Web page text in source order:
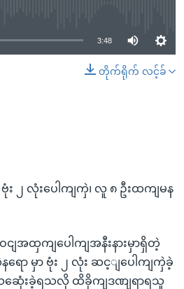
currently available
3:48
တိုက်ရိုက် လင့်ခ်
ဗုံး ၂ လုံးပေါကျကှဲ၊ လူ ၈ ဦးထကျမန
ဝငျအထှကျပေါကျအနီးနားမှာရှိတဲ့
ရော မှာ ဗုံး ၂ လုံး ဆင့ျပေါကျကှဲခဲ့
သဆေုံးခဲ့ရသလို ထိခိုကျဒဏျရာရသူ